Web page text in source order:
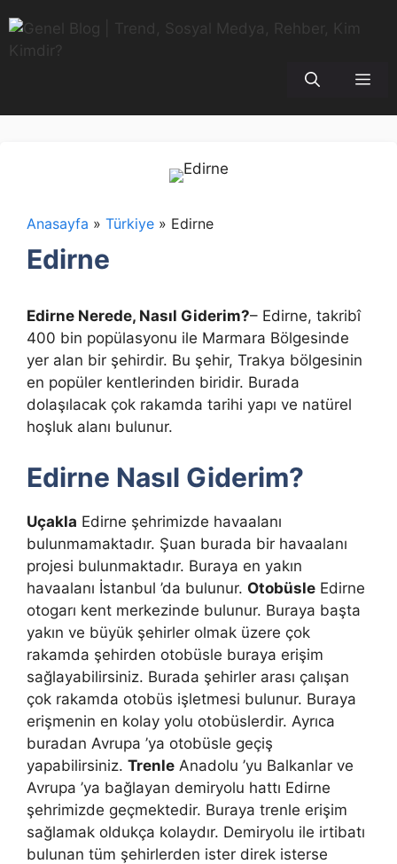
atla
Anasayfa » Türkiye » Edirne
Edirne
Edirne Nerede, Nasıl Giderim?– Edirne, takribî
400 bin popülasyonu ile Marmara Bölgesinde
yer alan bir şehirdir. Bu şehir, Trakya bölgesinin
en popüler kentlerinden biridir. Burada
dolaşılacak çok rakamda tarihi yapı ve natürel
hoşluk alanı bulunur.
Edirne Nasıl Giderim?
Uçakla Edirne şehrimizde havaalanı
bulunmamaktadır. Şuan burada bir havaalanı
projesi bulunmaktadır. Buraya en yakın
havaalanı İstanbul ’da bulunur. Otobüsle Edirne
otogarı kent merkezinde bulunur. Buraya başta
yakın ve büyük şehirler olmak üzere çok
rakamda şehirden otobüsle buraya erişim
sağlayabilirsiniz. Burada şehirler arası çalışan
çok rakamda otobüs işletmesi bulunur. Buraya
erişmenin en kolay yolu otobüslerdir. Ayrıca
buradan Avrupa ’ya otobüsle geçiş
yapabilirsiniz. Trenle Anadolu ’yu Balkanlar ve
Avrupa ’ya bağlayan demiryolu hattı Edirne
şehrimizde geçmektedir. Buraya trenle erişim
sağlamak oldukça kolaydır. Demiryolu ile irtibatı
bulunan tüm şehirlerden ister direk isterse